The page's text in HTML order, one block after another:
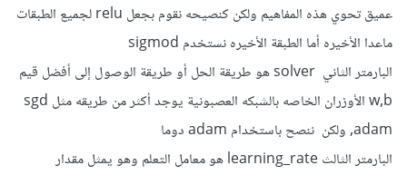
عميق تحوي هذه المفاهيم ولكن كنصيحه نقوم بجعل relu لجميع الطبقات
ماعدا الأخيره أما الطبقة الأخيره نستخدم sigmod
البارمتر الثاني solver هو طريقة الحل أو طريقة الوصول إلى أفضل قيم
w,b الأوزران الخاصه بالشبكه العصبونية يوجد أكثر من طريقه مثل sgd
,adam ولكن ننصح باستخدام adam دوما
البارمتر الثالث learning_rate هو معامل التعلم وهو يمثل مقدار